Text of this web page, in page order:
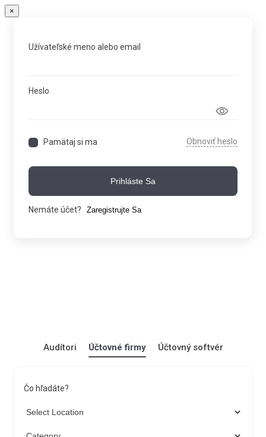
×
Užívateľské meno alebo email
Heslo
Pamätaj si ma Obnoviť heslo
Prihláste Sa
Nemáte účet? Zaregistrujte Sa
Audítori Účtovné firmy Účtovný softvér
Čo hľadáte?